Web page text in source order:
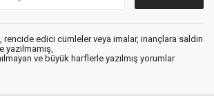
rencide edici cümleler veya imalar, inançlara saldırı
yazılmamış,
ve büyük harflerle yazılmış yorumlar